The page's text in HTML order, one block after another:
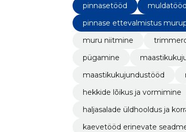
pinnasetööd
pinnase ettevalmistus
muru niitmine
pügamine
maastikukujundustööd
hekkide lõikus ja vormimine
haljasalade üldhooldus ja
kaevetööd erinevate